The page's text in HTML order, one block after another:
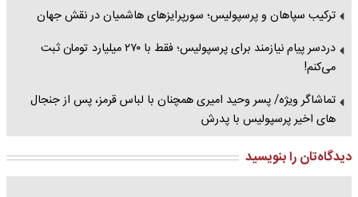
ترکیب سپاهان و پرسپولیس؛ سورپرایزهای هاشمیان در نقش جهان
دردسر پیام نیازمند برای پرسپولیس؛ فقط با ۲۷۰ میلیارد تومان ثبت
می‌کنم!
تماشاگر ویژه/ پسر وحید امیری همچنان با لباس قرمز، پس از جنجال
های اخیر پرسپولیس با پدرش
دیدگاه‌تان را بنویسید